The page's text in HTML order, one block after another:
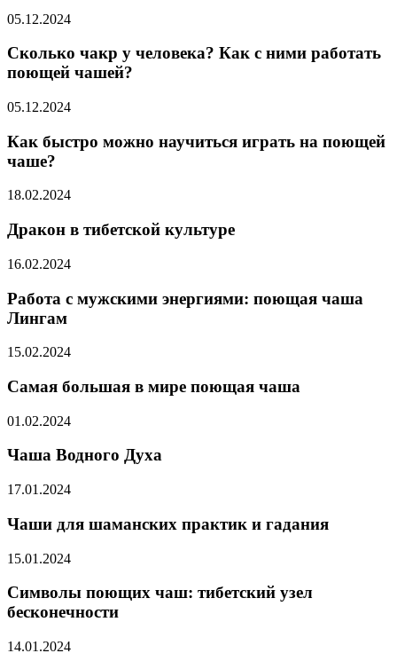
05.12.2024
Сколько чакр у человека? Как с ними работать
поющей чашей?
05.12.2024
Как быстро можно научиться играть на поющей
чаше?
18.02.2024
Дракон в тибетской культуре
16.02.2024
Работа с мужскими энергиями: поющая чаша
Лингам
15.02.2024
Самая большая в мире поющая чаша
01.02.2024
Чаша Водного Духа
17.01.2024
Чаши для шаманских практик и гадания
15.01.2024
Символы поющих чаш: тибетский узел
бесконечности
14.01.2024